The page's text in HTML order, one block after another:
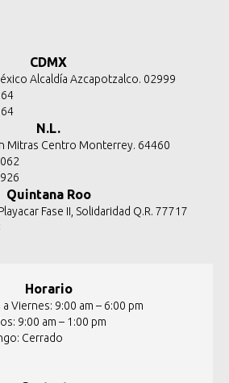
CDMX
Alcaldía Azcapotzalco. 02999
N.L.
Mitras Centro Monterrey. 64460
Quintana Roo
Fase II, Solidaridad Q.R. 77717
Horario
a Viernes: 9:00 am – 6:00 pm
9:00 am – 1:00 pm
Cerrado